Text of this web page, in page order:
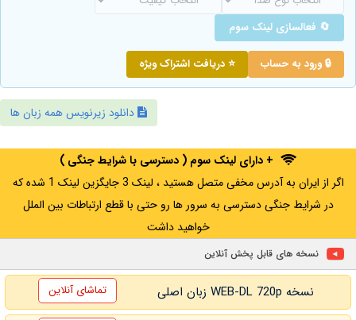
🔄 فعالسازی لینک سوم
🔒 ورود به حساب ⭐ دریافت اشتراک ویژه
دانلود زیرنویس همه زبان ها
+ دارای لینک سوم ( دسترسی با شرایط جنگی )
اگر از ایران به آدرس مخفی متصل هستید ، لینک 3 جایگزین لینک 1 شده که
در شرایط جنگی دسترسی به سرور ها رو حتی با قطع ارتباطات بین الملل
خواهید داشت
نسخه های قابل پخش آنلاین
نسخه WEB-DL 720p زبان اصلی تماشای آنلاین